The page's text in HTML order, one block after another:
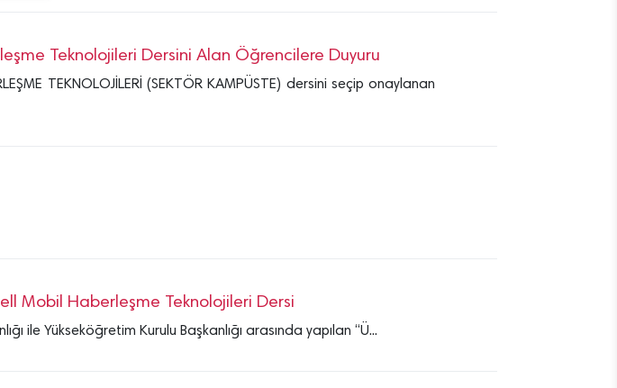
Teknolojileri Dersini Alan Öğrencilere Duyuru
TEKNOLOJİLERİ (SEKTÖR KAMPÜSTE) dersini seçip onaylanan
Mobil Haberleşme Teknolojileri Dersi
ile Yükseköğretim Kurulu Başkanlığı arasında yapılan “Ü...